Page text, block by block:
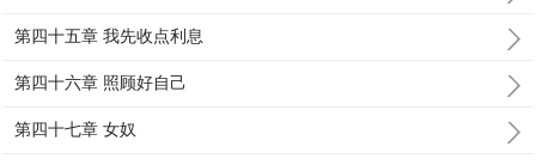
第四十五章 我先收点利息
第四十六章 照顾好自己
第四十七章 女奴